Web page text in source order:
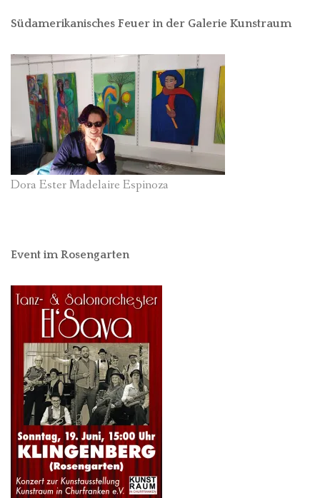
Südamerikanisches Feuer in der Galerie Kunstraum
Dora Ester Madelaire Espinoza
Event im Rosengarten